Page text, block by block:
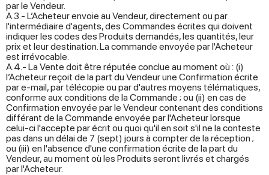
par le Vendeur.
A.3.- L’Acheteur envoie au Vendeur, directement ou par
l'intermédiaire d'agents, des Commandes écrites qui doivent
indiquer les codes des Produits demandés, les quantités, leur
prix et leur destination. La commande envoyée par l'Acheteur
est irrévocable.
A.4.- La Vente doit être réputée conclue au moment où : (i)
l’Acheteur reçoit de la part du Vendeur une Confirmation écrite
par e-mail, par télécopie ou par d'autres moyens télématiques,
conforme aux conditions de la Commande ; ou (ii) en cas de
Confirmation envoyée par le Vendeur contenant des conditions
différant de la Commande envoyée par l'Acheteur lorsque
celui-ci l'accepte par écrit ou quoi qu'il en soit s'il ne la conteste
pas dans un délai de 7 (sept) jours à compter de la réception ;
ou (iii) en l'absence d'une confirmation écrite de la part du
Vendeur, au moment où les Produits seront livrés et chargés
par l'Acheteur.